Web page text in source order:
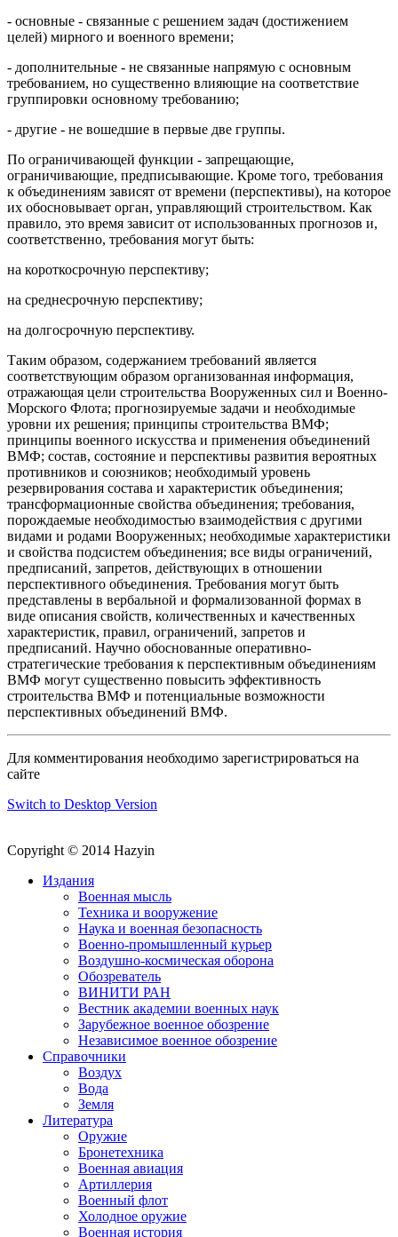
- основные - связанные с решением задач (достижением
целей) мирного и военного времени;
- дополнительные - не связанные напрямую с основным
требованием, но существенно влияющие на соответствие
группировки основному требованию;
- другие - не вошедшие в первые две группы.
По ограничивающей функции - запрещающие,
ограничивающие, предписывающие. Кроме того, требования
к объединениям зависят от времени (перспективы), на которое
их обосновывает орган, управляющий строительством. Как
правило, это время зависит от использованных прогнозов и,
соответственно, требования могут быть:
на короткосрочную перспективу;
на среднесрочную перспективу;
на долгосрочную перспективу.
Таким образом, содержанием требований является
соответствующим образом организованная информация,
отражающая цели строительства Вооруженных сил и Военно-
Морского Флота; прогнозируемые задачи и необходимые
уровни их решения; принципы строительства ВМФ;
принципы военного искусства и применения объединений
ВМФ; состав, состояние и перспективы развития вероятных
противников и союзников; необходимый уровень
резервирования состава и характеристик объединения;
трансформационные свойства объединения; требования,
порождаемые необходимостью взаимодействия с другими
видами и родами Вооруженных; необходимые характеристики
и свойства подсистем объединения; все виды ограничений,
предписаний, запретов, действующих в отношении
перспективного объединения. Требования могут быть
представлены в вербальной и формализованной формах в
виде описания свойств, количественных и качественных
характеристик, правил, ограничений, запретов и
предписаний. Научно обоснованные оперативно-
стратегические требования к перспективным объединениям
ВМФ могут существенно повысить эффективность
строительства ВМФ и потенциальные возможности
перспективных объединений ВМФ.
Для комментирования необходимо зарегистрироваться на
сайте
Switch to Desktop Version
Copyright © 2014 Hazyin
Издания
Военная мысль
Техника и вооружение
Наука и военная безопасность
Военно-промышленный курьер
Воздушно-космическая оборона
Обозреватель
ВИНИТИ РАН
Вестник академии военных наук
Зарубежное военное обозрение
Независимое военное обозрение
Справочники
Воздух
Вода
Земля
Литература
Оружие
Бронетехника
Военная авиация
Артиллерия
Военный флот
Холодное оружие
Военная история